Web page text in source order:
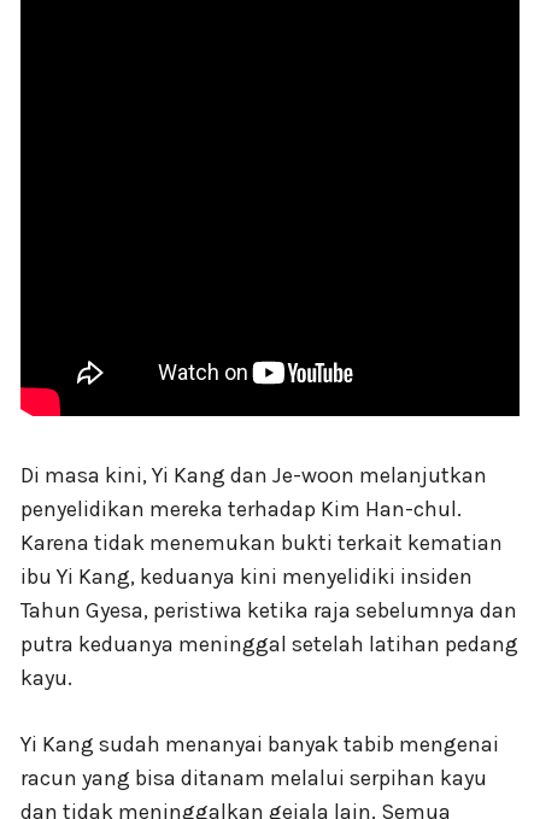
Di masa kini, Yi Kang dan Je-woon melanjutkan
penyelidikan mereka terhadap Kim Han-chul.
Karena tidak menemukan bukti terkait kematian
ibu Yi Kang, keduanya kini menyelidiki insiden
Tahun Gyesa, peristiwa ketika raja sebelumnya dan
putra keduanya meninggal setelah latihan pedang
kayu.
Yi Kang sudah menanyai banyak tabib mengenai
racun yang bisa ditanam melalui serpihan kayu
dan tidak meninggalkan gejala lain. Semua